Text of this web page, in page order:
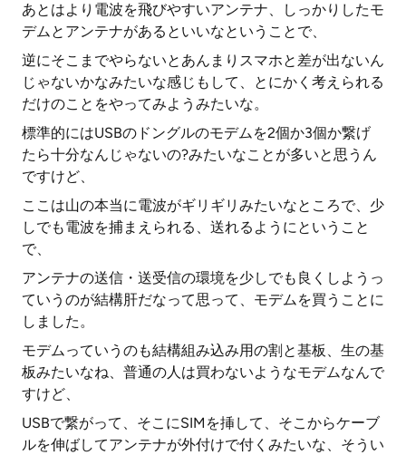
あとはより電波を飛びやすいアンテナ、しっかりしたモ
デムとアンテナがあるといいなということで、
逆にそこまでやらないとあんまりスマホと差が出ないん
じゃないかなみたいな感じもして、とにかく考えられる
だけのことをやってみようみたいな。
標準的にはUSBのドングルのモデムを2個か3個か繋げ
たら十分なんじゃないの?みたいなことが多いと思うん
ですけど、
ここは山の本当に電波がギリギリみたいなところで、少
しでも電波を捕まえられる、送れるようにということ
で、
アンテナの送信・送受信の環境を少しでも良くしようっ
ていうのが結構肝だなって思って、モデムを買うことに
しました。
モデムっていうのも結構組み込み用の割と基板、生の基
板みたいなね、普通の人は買わないようなモデムなんで
すけど、
USBで繋がって、そこにSIMを挿して、そこからケーブ
ルを伸ばしてアンテナが外付けで付くみたいな、そうい